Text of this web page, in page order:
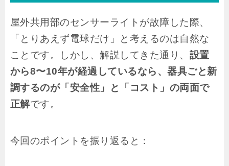
屋外共用部のセンサーライトが故障した際、
「とりあえず電球だけ」と考えるのは自然な
ことです。しかし、解説してきた通り、 設置
から8〜10年が経過しているなら、器具ごと新
調するのが「安全性」と「コスト」の両面で
正解です。
今回のポイントを振り返ると：